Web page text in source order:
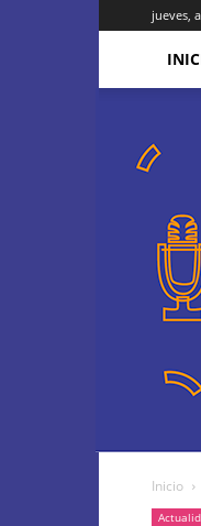
jueves,
Inicio